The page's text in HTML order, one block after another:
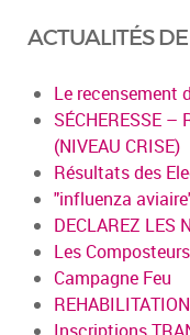
ACTUALITÉS
Le recensement
SÉCHERESSE –
(NIVEAU CRISE)
Résultats des
"influenza
DECLAREZ LES
Les
Campagne Feu